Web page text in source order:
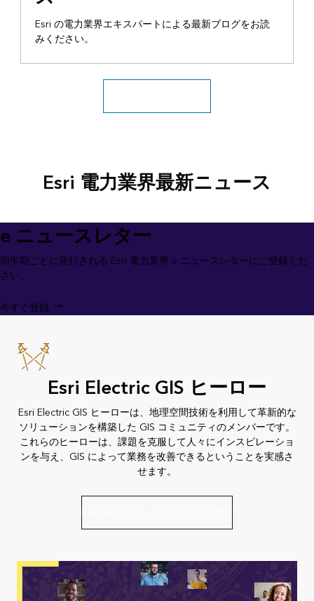
Esri の電力業界エキスパートによる最新ブログをお読
みください。
全アーカイブにアクセス
Esri 電力業界最新ニュース
e ニュースレター
四半期ごとに発行される Esri 電力業界 e ニュースレターにご登録くだ
さい。
今すぐ登録
Esri Electric GIS ヒーロー
Esri Electric GIS ヒーローは、地理空間技術を利用して革新的な
ソリューションを構築した GIS コミュニティのメンバーです。
これらのヒーローは、課題を克服して人々にインスピレーショ
ンを与え、GIS によって業務を改善できるということを実感さ
せます。
Electric GIS ヒーローについて読む